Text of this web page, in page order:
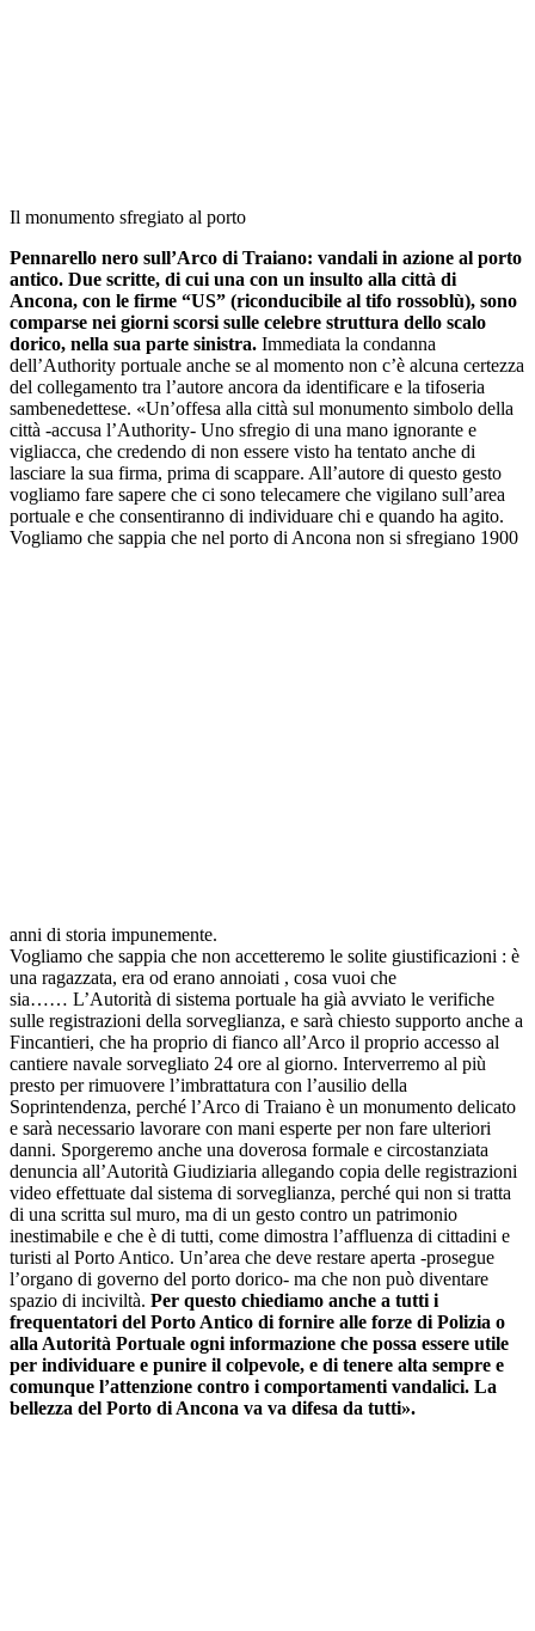
Il monumento sfregiato al porto
Pennarello nero sull’Arco di Traiano: vandali in azione al porto
antico. Due scritte, di cui una con un insulto alla città di
Ancona, con le firme “US” (riconducibile al tifo rossoblù), sono
comparse nei giorni scorsi sulle celebre struttura dello scalo
dorico, nella sua parte sinistra. Immediata la condanna
dell’Authority portuale anche se al momento non c’è alcuna certezza
del collegamento tra l’autore ancora da identificare e la tifoseria
sambenedettese. «Un’offesa alla città sul monumento simbolo della
città -accusa l’Authority- Uno sfregio di una mano ignorante e
vigliacca, che credendo di non essere visto ha tentato anche di
lasciare la sua firma, prima di scappare. All’autore di questo gesto
vogliamo fare sapere che ci sono telecamere che vigilano sull’area
portuale e che consentiranno di individuare chi e quando ha agito.
Vogliamo che sappia che nel porto di Ancona non si sfregiano 1900
anni di storia impunemente.
Vogliamo che sappia che non accetteremo le solite giustificazioni : è
una ragazzata, era od erano annoiati , cosa vuoi che
sia…… L’Autorità di sistema portuale ha già avviato le verifiche
sulle registrazioni della sorveglianza, e sarà chiesto supporto anche a
Fincantieri, che ha proprio di fianco all’Arco il proprio accesso al
cantiere navale sorvegliato 24 ore al giorno. Interverremo al più
presto per rimuovere l’imbrattatura con l’ausilio della
Soprintendenza, perché l’Arco di Traiano è un monumento delicato
e sarà necessario lavorare con mani esperte per non fare ulteriori
danni. Sporgeremo anche una doverosa formale e circostanziata
denuncia all’Autorità Giudiziaria allegando copia delle registrazioni
video effettuate dal sistema di sorveglianza, perché qui non si tratta
di una scritta sul muro, ma di un gesto contro un patrimonio
inestimabile e che è di tutti, come dimostra l’affluenza di cittadini e
turisti al Porto Antico. Un’area che deve restare aperta -prosegue
l’organo di governo del porto dorico- ma che non può diventare
spazio di inciviltà. Per questo chiediamo anche a tutti i
frequentatori del Porto Antico di fornire alle forze di Polizia o
alla Autorità Portuale ogni informazione che possa essere utile
per individuare e punire il colpevole, e di tenere alta sempre e
comunque l’attenzione contro i comportamenti vandalici. La
bellezza del Porto di Ancona va va difesa da tutti».